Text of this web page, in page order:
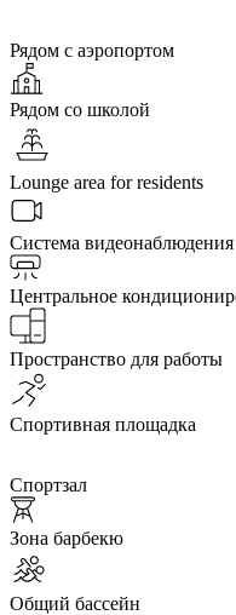
Рядом с аэропортом
Рядом со школой
Lounge area for residents
Система видеонаблюдения
Центральное
Пространство для работы
Спортивная площадка
Спортзал
Зона барбекю
Общий бассейн